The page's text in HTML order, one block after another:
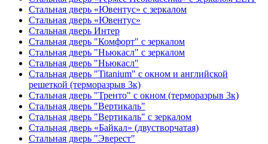
Стальная дверь «Ювентус» с зеркалом
Стальная дверь «Ювентус»
Стальная дверь Интер
Стальная дверь "Комфорт" с зеркалом
Стальная дверь "Ньюкасл" с зеркалом
Стальная дверь "Ньюкасл"
Стальная дверь "Titanium" с окном и английской
решеткой (терморазрыв 3к)
Стальная дверь "Тренто" с окном (терморазрыв 3к)
Стальная дверь "Вертикаль"
Стальная дверь "Вертикаль" с зеркалом
Стальная дверь «Байкал» (двустворчатая)
Стальная дверь "Эверест"